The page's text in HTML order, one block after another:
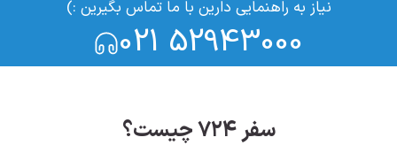
نیاز به راهنمایی دارین با ما تماس بگیرین :)
021 52943000
سفر ۷۲۴ چیست؟